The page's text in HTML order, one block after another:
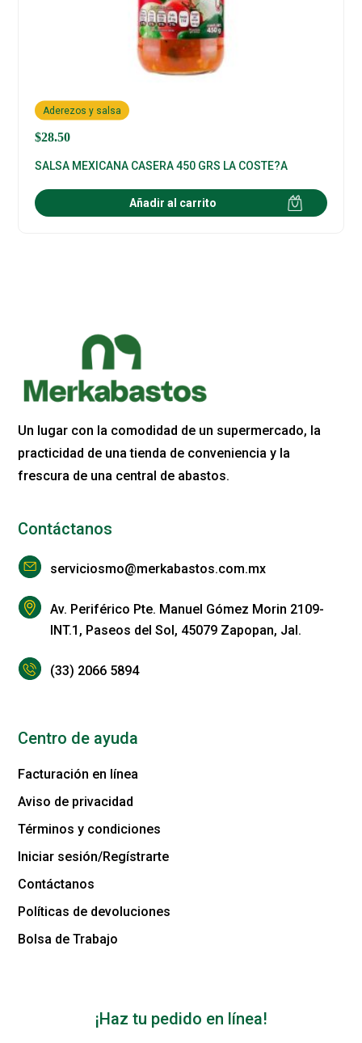
$28.50
Aderezos y salsa
SALSA MEXICANA CASERA 450 GRS LA COSTE?A
Añadir al carrito
Un lugar con la comodidad de un supermercado, la
practicidad de una tienda de conveniencia y la
frescura de una central de abastos.
Contáctanos
serviciosmo@merkabastos.com.mx
Av. Periférico Pte. Manuel Gómez Morin 2109-
INT.1, Paseos del Sol, 45079 Zapopan, Jal.
(33) 2066 5894
Centro de ayuda
Facturación en línea
Aviso de privacidad
Términos y condiciones
Iniciar sesión/Regístrarte
Contáctanos
Políticas de devoluciones
Bolsa de Trabajo
¡Haz tu pedido en línea!